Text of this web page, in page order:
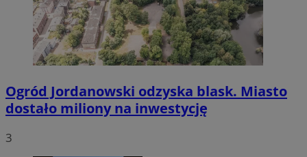
Ogród Jordanowski odzyska blask. Miasto
dostało miliony na inwestycję
3